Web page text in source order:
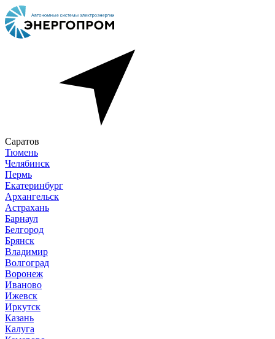
Саратов
Тюмень
Челябинск
Пермь
Екатеринбург
Архангельск
Астрахань
Барнаул
Белгород
Брянск
Владимир
Волгоград
Воронеж
Иваново
Ижевск
Иркутск
Казань
Калуга